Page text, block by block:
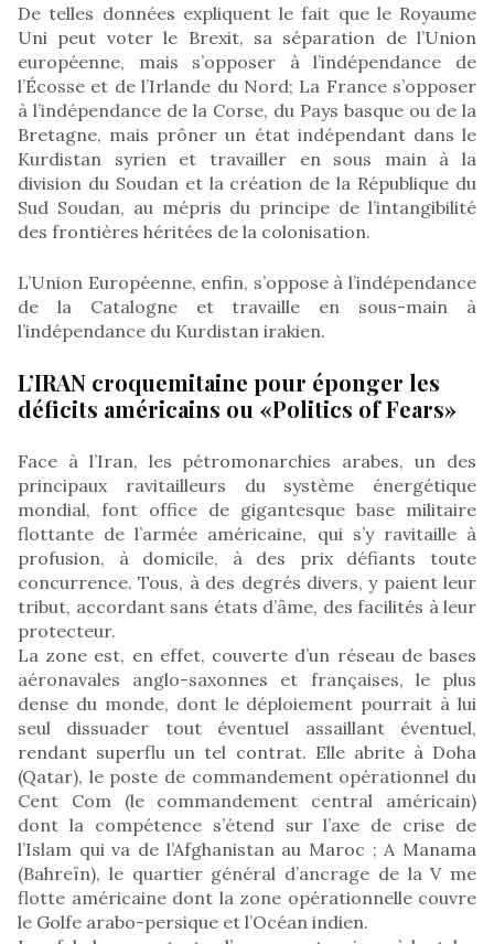
De telles données expliquent le fait que le Royaume
Uni peut voter le Brexit, sa séparation de l’Union
européenne, mais s’opposer à l’indépendance de
l’Écosse et de l’Irlande du Nord; La France s’opposer
à l’indépendance de la Corse, du Pays basque ou de la
Bretagne, mais prôner un état indépendant dans le
Kurdistan syrien et travailler en sous main à la
division du Soudan et la création de la République du
Sud Soudan, au mépris du principe de l’intangibilité
des frontières héritées de la colonisation.
L’Union Européenne, enfin, s’oppose à l’indépendance
de la Catalogne et travaille en sous-main à
l’indépendance du Kurdistan irakien.
L’IRAN croquemitaine pour éponger les
déficits américains ou «Politics of Fears»
Face à l’Iran, les pétromonarchies arabes, un des
principaux ravitailleurs du système énergétique
mondial, font office de gigantesque base militaire
flottante de l’armée américaine, qui s’y ravitaille à
profusion, à domicile, à des prix défiants toute
concurrence. Tous, à des degrés divers, y paient leur
tribut, accordant sans états d’âme, des facilités à leur
protecteur.
La zone est, en effet, couverte d’un réseau de bases
aéronavales anglo-saxonnes et françaises, le plus
dense du monde, dont le déploiement pourrait à lui
seul dissuader tout éventuel assaillant éventuel,
rendant superflu un tel contrat. Elle abrite à Doha
(Qatar), le poste de commandement opérationnel du
Cent Com (le commandement central américain)
dont la compétence s’étend sur l’axe de crise de
l’Islam qui va de l’Afghanistan au Maroc ; A Manama
(Bahreïn), le quartier général d’ancrage de la V me
flotte américaine dont la zone opérationnelle couvre
le Golfe arabo-persique et l’Océan indien.